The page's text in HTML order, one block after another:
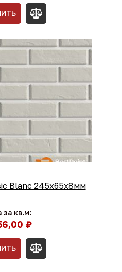
Blanc 245x65x8мм
за кв.м:
₽